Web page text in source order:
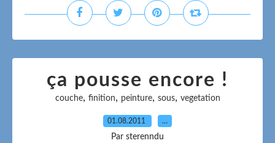
ça pousse encore !
couche, finition, peinture, sous, vegetation
01.08.2011 …
Par sterenndu